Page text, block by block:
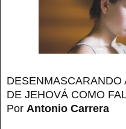
DE JEHOVÁ COMO
Por Antonio Carrera